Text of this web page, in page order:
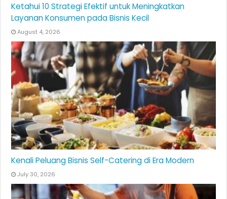
Ketahui 10 Strategi Efektif untuk Meningkatkan
Layanan Konsumen pada Bisnis Kecil
August 4, 2026
Kenali Peluang Bisnis Self-Catering di Era Modern
July 30, 2026